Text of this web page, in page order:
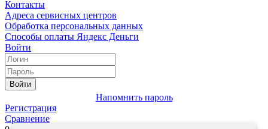
Контакты
Адреса сервисных центров
Обработка персональных данных
Способы оплаты Яндекс Деньги
Войти
Войти
Напомнить пароль
Регистрация
Сравнение